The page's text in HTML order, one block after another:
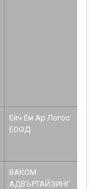
Ейч Ем Ар Логос
ЕООД
ВАКОМ
АДВЪРТАЙЗИНГ